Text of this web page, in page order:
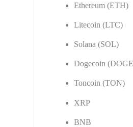
Ethereum (ETH)
Litecoin (LTC)
Solana (SOL)
Dogecoin
Toncoin (TON)
XRP
BNB